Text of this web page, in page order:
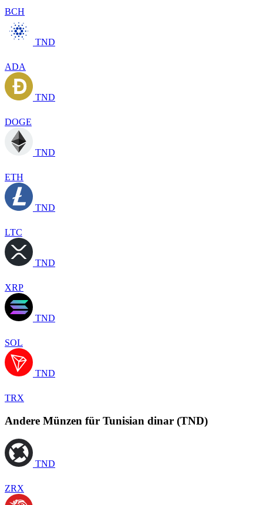
BCH
TND
ADA
TND
DOGE
TND
ETH
TND
LTC
TND
XRP
TND
SOL
TND
TRX
Andere Münzen für Tunisian dinar (TND)
TND
ZRX